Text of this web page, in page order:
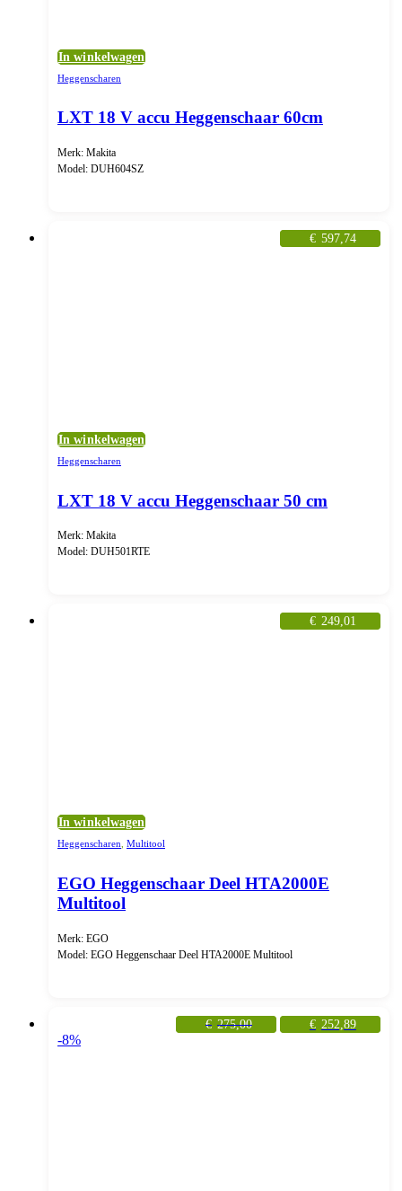
In winkelwagen
Heggenscharen
LXT 18 V accu Heggenschaar 60cm
Merk: Makita
Model: DUH604SZ
€ 597,74
In winkelwagen
Heggenscharen
LXT 18 V accu Heggenschaar 50 cm
Merk: Makita
Model: DUH501RTE
€ 249,01
In winkelwagen
Heggenscharen Multitool
EGO Heggenschaar Deel HTA2000E
Multitool
Merk: EGO
Model: EGO Heggenschaar Deel HTA2000E Multitool
€ 275,00 € 252,89
-8%